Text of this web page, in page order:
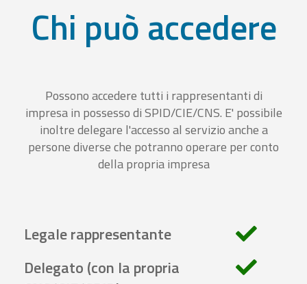
Chi può accedere
Possono accedere tutti i rappresentanti di
impresa in possesso di SPID/CIE/CNS. E' possibile
inoltre delegare l'accesso al servizio anche a
persone diverse che potranno operare per conto
della propria impresa
Legale rappresentante
Delegato (con la propria